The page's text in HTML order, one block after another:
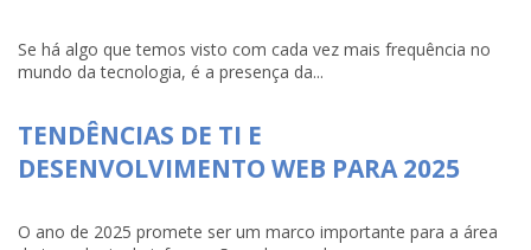
Se há algo que temos visto com cada vez mais frequência no
mundo da tecnologia, é a presença da...
TENDÊNCIAS DE TI E
DESENVOLVIMENTO WEB PARA 2025
O ano de 2025 promete ser um marco importante para a área